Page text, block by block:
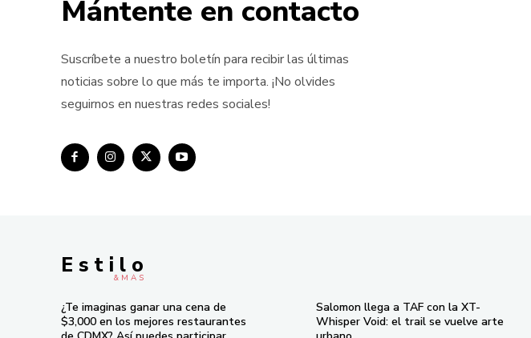
Mántente en contacto
Suscríbete a nuestro boletín para recibir las últimas
noticias sobre lo que más te importa. ¡No olvides
seguirnos en nuestras redes sociales!
E s t i l o
& M À S
¿Te imaginas ganar una cena de
$3,000 en los mejores restaurantes
Salomon llega a TAF con la XT-
Whisper Void: el trail se vuelve arte